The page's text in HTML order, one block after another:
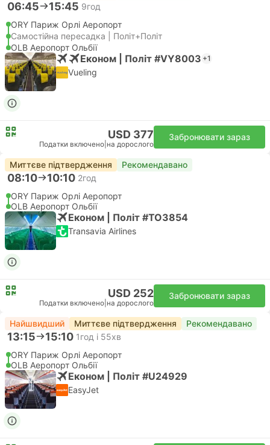
06:45 15:45 9год
ORY Париж Орлі Аеропорт
Самостійна пересадка | Політ+Політ
OLB Аеропорт Ольбії
Економ | Політ #VY8003 +1
Vueling
USD 377
Податки включено на дорослого
Забронювати зараз
Миттєве підтвердження Рекомендавано
08:10 10:10 2год
ORY Париж Орлі Аеропорт
OLB Аеропорт Ольбії
Економ | Політ #TO3854
Transavia Airlines
USD 252
Податки включено на дорослого
Забронювати зараз
Найшвидший Миттєве підтвердження Рекомендавано
13:15 15:10 1год і 55хв
ORY Париж Орлі Аеропорт
OLB Аеропорт Ольбії
Економ | Політ #U24929
EasyJet